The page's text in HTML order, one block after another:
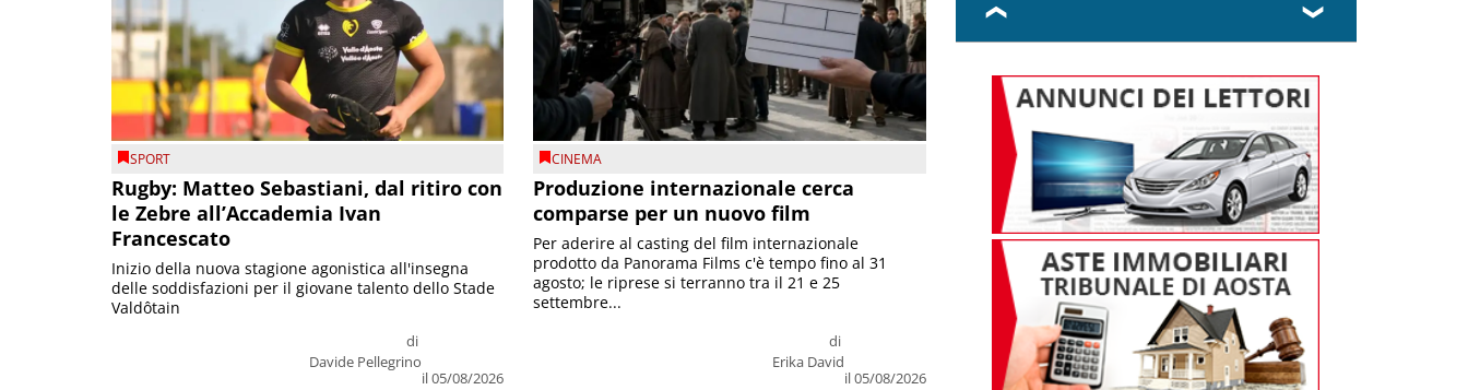
SPORT
Rugby: Matteo Sebastiani, dal ritiro con
le Zebre all’Accademia Ivan
Francescato
di
Davide Pellegrino
il 05/08/2026
Inizio della nuova stagione agonistica all'insegna
delle soddisfazioni per il giovane talento dello Stade
Valdôtain
CINEMA
Produzione internazionale cerca
comparse per un nuovo film
di
Erika David
il 05/08/2026
Per aderire al casting del film internazionale
prodotto da Panorama Films c'è tempo fino al 31
agosto; le riprese si terranno tra il 21 e 25
settembre...
❮ ❯